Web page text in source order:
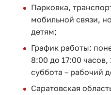
Парковка,
мобильной связи,
детям;
График работы:
8:00 до 17:00 часов,
суббота – рабочий
Саратовская